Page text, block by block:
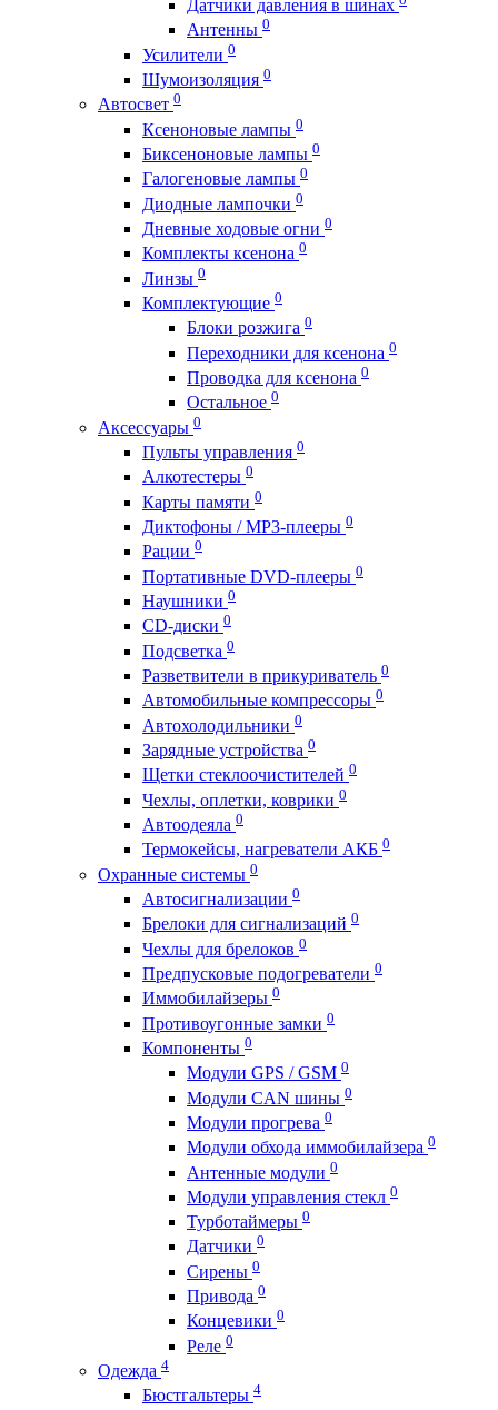
Датчики давления в шинах
Антенны 0
Усилители 0
Шумоизоляция 0
Автосвет 0
Ксеноновые лампы 0
Биксеноновые лампы 0
Галогеновые лампы 0
Диодные лампочки 0
Дневные ходовые огни 0
Комплекты ксенона 0
Линзы 0
Комплектующие 0
Блоки розжига 0
Переходники для ксенона 0
Проводка для ксенона 0
Остальное 0
Аксессуары 0
Пульты управления 0
Алкотестеры 0
Карты памяти 0
Диктофоны / MP3-плееры 0
Рации 0
Портативные DVD-плееры 0
Наушники 0
CD-диски 0
Подсветка 0
Разветвители в прикуриватель 0
Автомобильные компрессоры 0
Автохолодильники 0
Зарядные устройства 0
Щетки стеклоочистителей 0
Чехлы, оплетки, коврики 0
Автоодеяла 0
Термокейсы, нагреватели АКБ 0
Охранные системы 0
Автосигнализации 0
Брелоки для сигнализаций 0
Чехлы для брелоков 0
Предпусковые подогреватели 0
Иммобилайзеры 0
Противоугонные замки 0
Компоненты 0
Модули GPS / GSM 0
Модули CAN шины 0
Модули прогрева 0
Модули обхода иммобилайзера 0
Антенные модули 0
Модули управления стекл 0
Турботаймеры 0
Датчики 0
Сирены 0
Привода 0
Концевики 0
Реле 0
Одежда 4
Бюстгальтеры 4